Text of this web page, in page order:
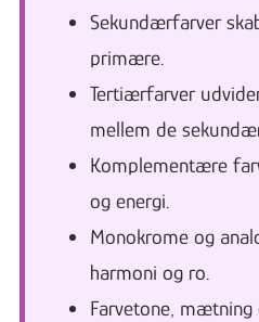
Sekundærfarver
primære.
Tertiærfarver
mellem de
Komplementære
og energi.
Monokrome og
harmoni og ro.
Farvetone, mætning